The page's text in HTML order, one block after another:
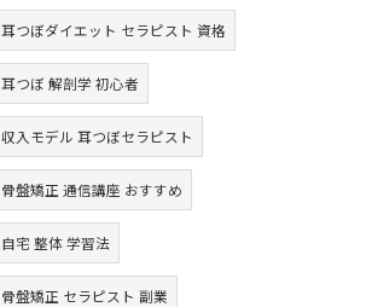
耳つぼダイエット セラピスト 資格
耳つぼ 解剖学 初心者
収入モデル 耳つぼセラピスト
骨盤矯正 通信講座 おすすめ
自宅 整体 学習法
骨盤矯正 セラピスト 副業